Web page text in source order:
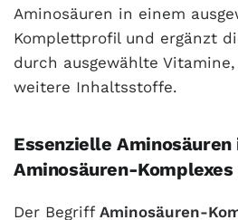
Aminosäuren in einem
Komplettprofil und ergänzt
durch ausgewählte
weitere Inhaltsstoffe.
Essenzielle
Aminosäuren-Komplexes
Der Begriff Aminosäuren-